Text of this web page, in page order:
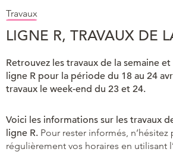
Travaux
LIGNE R, TRAVAUX DE
Retrouvez les travaux de la semaine
ligne R pour la période du 18 au 24
travaux le week-end du 23 et 24.
Voici les informations sur les travaux
ligne R. Pour rester informés, n’hésitez
régulièrement vos horaires en utilisant